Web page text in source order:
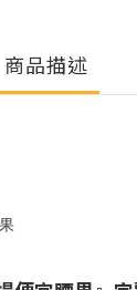
商品描述